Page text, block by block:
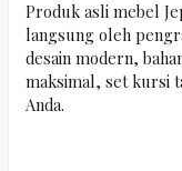
Produk asli mebel
langsung oleh
desain modern,
maksimal, set kursi
Anda.